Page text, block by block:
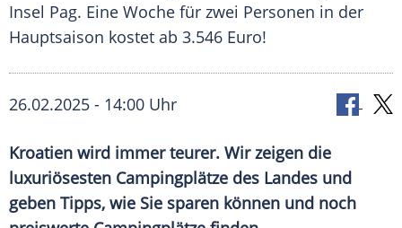
Insel Pag. Eine Woche für zwei Personen in der
Hauptsaison kostet ab 3.546 Euro!
26.02.2025 - 14:00 Uhr
Kroatien wird immer teurer. Wir zeigen die
luxuriösesten Campingplätze des Landes und
geben Tipps, wie Sie sparen können und noch